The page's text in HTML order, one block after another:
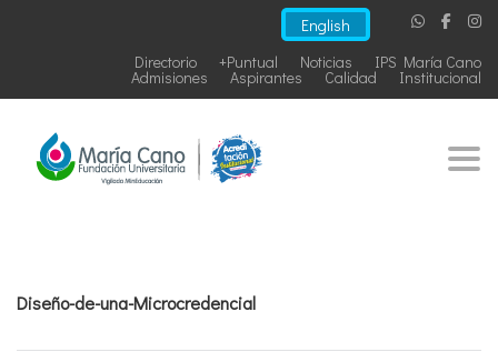
English
IPS María Cano
Noticias
+Puntual
Directorio
Institucional
Calidad
Aspirantes
Admisiones
Diseño-de-una-Microcredencial